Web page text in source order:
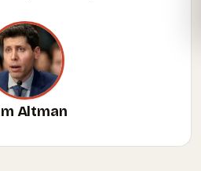
Altman